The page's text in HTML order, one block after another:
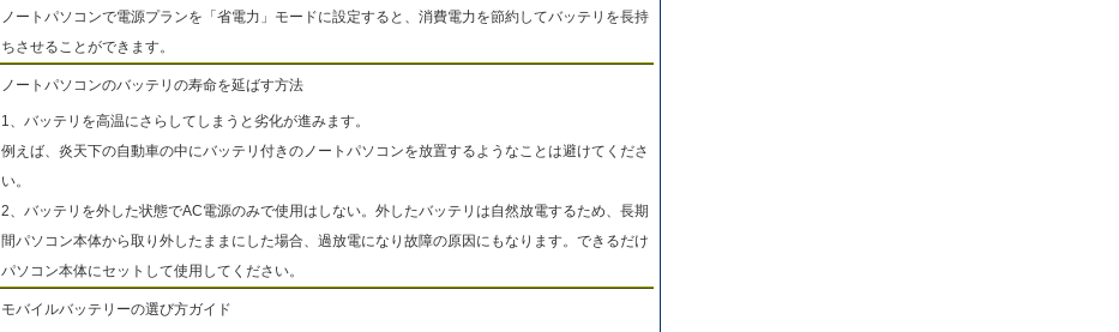
ノートパソコンで電源プランを「省電力」モードに設定すると、消費電力を節約してバッテリを長持
ちさせることができます。
ノートパソコンのバッテリの寿命を延ばす方法
1、バッテリを高温にさらしてしまうと劣化が進みます。
例えば、炎天下の自動車の中にバッテリ付きのノートパソコンを放置するようなことは避けてくださ
い。
2、バッテリを外した状態でAC電源のみで使用はしない。外したバッテリは自然放電するため、長期
間パソコン本体から取り外したままにした場合、過放電になり故障の原因にもなります。できるだけ
パソコン本体にセットして使用してください。
モバイルバッテリーの選び方ガイド